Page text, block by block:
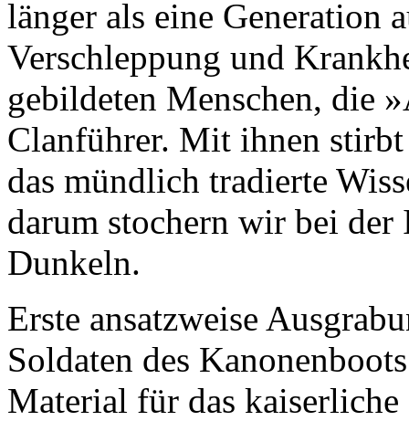
gebildeten Menschen, die
Clanführer. Mit ihnen
das mündlich tradierte
darum stochern wir bei der
Dunkeln.
Erste ansatzweise
Soldaten des
Material für das
Ja, damals war